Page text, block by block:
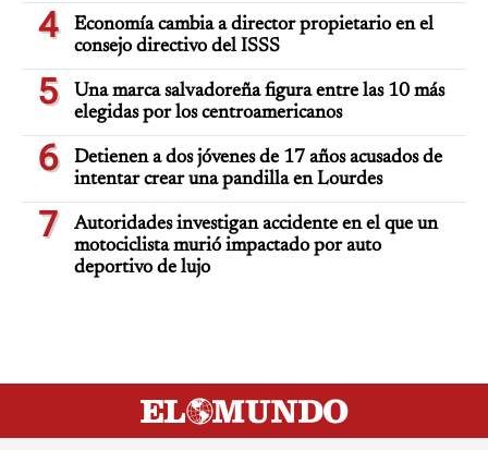
4
Economía cambia a director propietario en el
consejo directivo del ISSS
5
Una marca salvadoreña figura entre las 10 más
elegidas por los centroamericanos
6
Detienen a dos jóvenes de 17 años acusados de
intentar crear una pandilla en Lourdes
7
Autoridades investigan accidente en el que un
motociclista murió impactado por auto
deportivo de lujo